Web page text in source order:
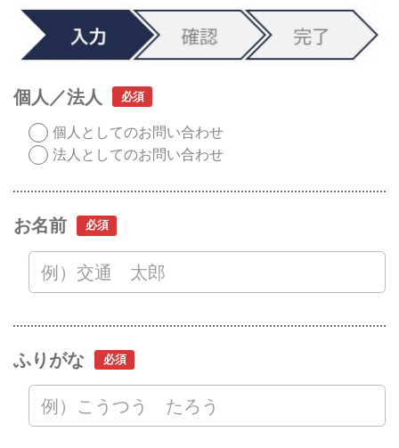
個人／法人
個人としてのお問い合わせ
法人としてのお問い合わせ
お名前
ふりがな